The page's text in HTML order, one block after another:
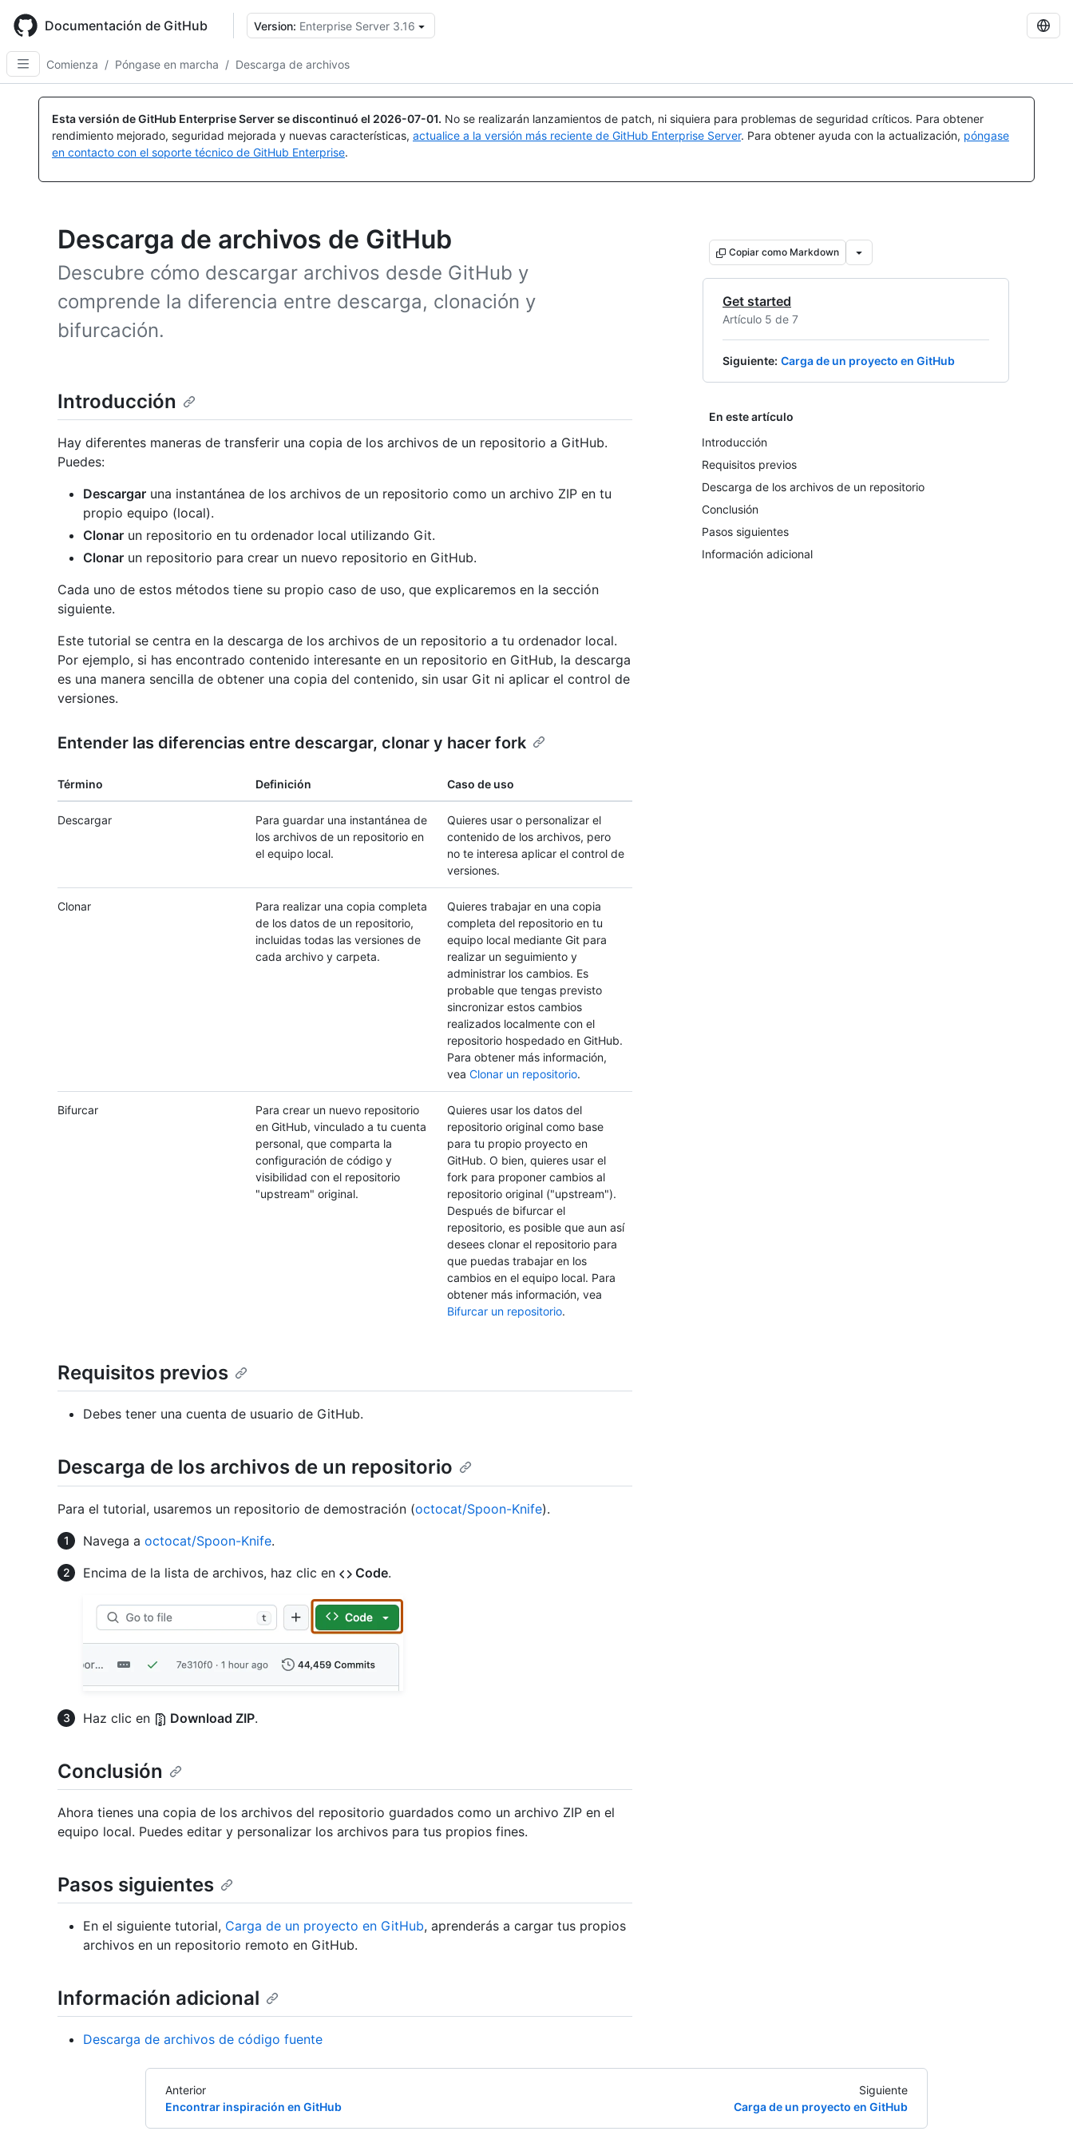
main
content
Documentación de GitHub Version: Enterprise Server 3.16
Comienza / Póngase en marcha / Descarga de archivos
Esta versión de GitHub Enterprise Server se discontinuó el 2026-07-01. No se realizarán lanzamientos de patch, ni siquiera para problemas de seguridad críticos. Para obtener
rendimiento mejorado, seguridad mejorada y nuevas características, actualice a la versión más reciente de GitHub Enterprise Server. Para obtener ayuda con la actualización, póngase
en contacto con el soporte técnico de GitHub Enterprise.
Descarga de archivos de GitHub
Descubre cómo descargar archivos desde GitHub y
comprende la diferencia entre descarga, clonación y
bifurcación.
Copiar como Markdown
Get started
Artículo 5 de 7
Siguiente: Carga de un proyecto en GitHub
En este artículo
Introducción
Requisitos previos
Descarga de los archivos de un repositorio
Conclusión
Pasos siguientes
Información adicional
Introducción
Hay diferentes maneras de transferir una copia de los archivos de un repositorio a GitHub.
Puedes:
Descargar una instantánea de los archivos de un repositorio como un archivo ZIP en tu
propio equipo (local).
Clonar un repositorio en tu ordenador local utilizando Git.
Clonar un repositorio para crear un nuevo repositorio en GitHub.
Cada uno de estos métodos tiene su propio caso de uso, que explicaremos en la sección
siguiente.
Este tutorial se centra en la descarga de los archivos de un repositorio a tu ordenador local.
Por ejemplo, si has encontrado contenido interesante en un repositorio en GitHub, la descarga
es una manera sencilla de obtener una copia del contenido, sin usar Git ni aplicar el control de
versiones.
Entender las diferencias entre descargar, clonar y hacer fork
Término Definición Caso de uso
Descargar
Para guardar una instantánea de
los archivos de un repositorio en
el equipo local.
Quieres usar o personalizar el
contenido de los archivos, pero
no te interesa aplicar el control de
versiones.
Clonar
Para realizar una copia completa
de los datos de un repositorio,
incluidas todas las versiones de
cada archivo y carpeta.
Quieres trabajar en una copia
completa del repositorio en tu
equipo local mediante Git para
realizar un seguimiento y
administrar los cambios. Es
probable que tengas previsto
sincronizar estos cambios
realizados localmente con el
repositorio hospedado en GitHub.
Para obtener más información,
vea Clonar un repositorio.
Bifurcar
Para crear un nuevo repositorio
en GitHub, vinculado a tu cuenta
personal, que comparta la
configuración de código y
visibilidad con el repositorio
"upstream" original.
Quieres usar los datos del
repositorio original como base
para tu propio proyecto en
GitHub. O bien, quieres usar el
fork para proponer cambios al
repositorio original ("upstream").
Después de bifurcar el
repositorio, es posible que aun así
desees clonar el repositorio para
que puedas trabajar en los
cambios en el equipo local. Para
obtener más información, vea
Bifurcar un repositorio.
Requisitos previos
Debes tener una cuenta de usuario de GitHub.
Descarga de los archivos de un repositorio
Para el tutorial, usaremos un repositorio de demostración (octocat/Spoon-Knife).
Navega a octocat/Spoon-Knife.
Encima de la lista de archivos, haz clic en
Code.
Haz clic en Download ZIP.
Conclusión
Ahora tienes una copia de los archivos del repositorio guardados como un archivo ZIP en el
equipo local. Puedes editar y personalizar los archivos para tus propios fines.
Pasos siguientes
En el siguiente tutorial, Carga de un proyecto en GitHub, aprenderás a cargar tus propios
archivos en un repositorio remoto en GitHub.
Información adicional
Descarga de archivos de código fuente
Anterior
Encontrar inspiración en GitHub
Siguiente
Carga de un proyecto en GitHub